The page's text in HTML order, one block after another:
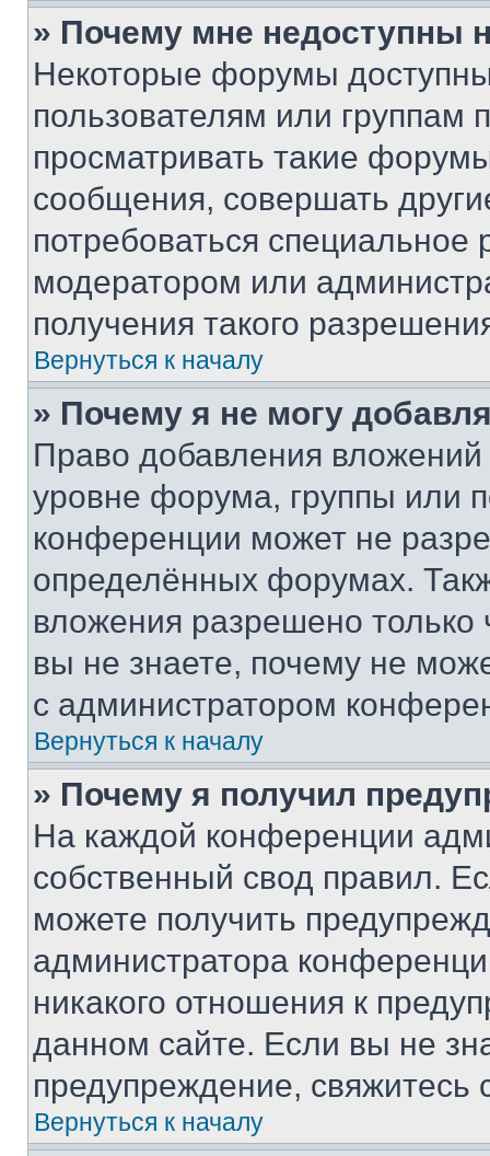
» Почему мне недоступны
Некоторые форумы
пользователям или группам
просматривать такие
сообщения, совершать
потребоваться
модератором или
получения такого
Вернуться к началу
» Почему я не могу
Право добавления
уровне форума, группы или
конференции может не
определённых форумах.
вложения разрешено
вы не знаете, почему не
с администратором
Вернуться к началу
» Почему я получил
На каждой конференции
собственный свод правил.
можете получить
администратора
никакого отношения к
данном сайте. Если вы не
предупреждение,
Вернуться к началу